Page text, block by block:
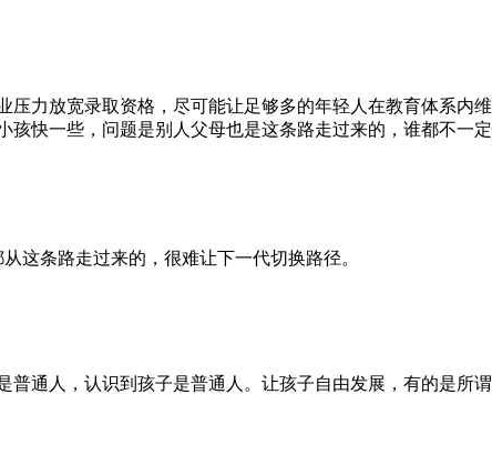
力放宽录取资格，尽可能让足够多的年轻人在教育体系内
快一些，问题是别人父母也是这条路走过来的，谁都不一定
这条路走过来的，很难让下一代切换路径。
普通人，认识到孩子是普通人。让孩子自由发展，有的是所